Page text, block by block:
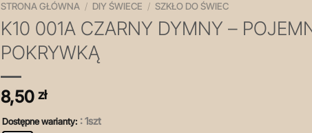
STRONA GŁÓWNA / DIY ŚWIECE / SZKŁO DO ŚWIEC
K10 001A CZARNY DYMNY –
POKRYWKĄ
8,50 zł
Dostępne warianty: : 1szt